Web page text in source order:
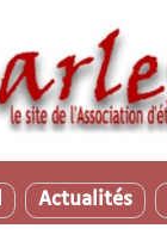
Actualités